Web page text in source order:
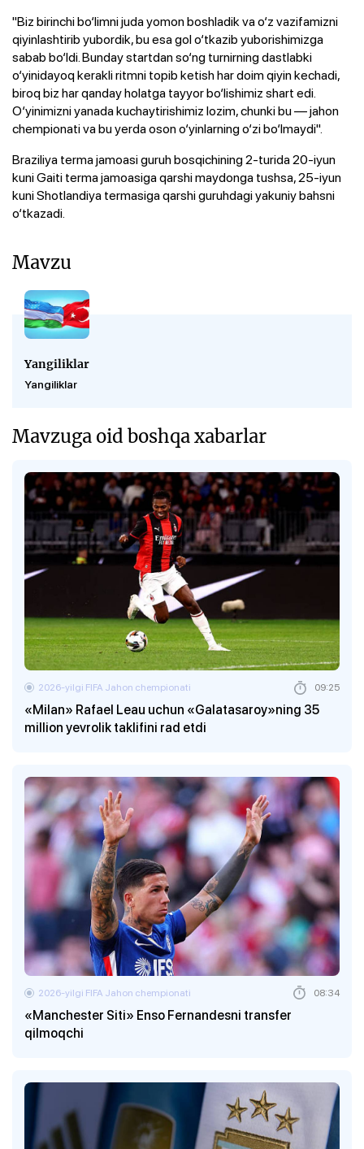
"Biz birinchi bo‘limni juda yomon boshladik va o‘z vazifamizni
qiyinlashtirib yubordik, bu esa gol o‘tkazib yuborishimizga
sabab bo‘ldi. Bunday startdan so‘ng turnirning dastlabki
o‘yinidayoq kerakli ritmni topib ketish har doim qiyin kechadi,
biroq biz har qanday holatga tayyor bo‘lishimiz shart edi.
O‘yinimizni yanada kuchaytirishimiz lozim, chunki bu — jahon
chempionati va bu yerda oson o‘yinlarning o‘zi bo‘lmaydi".
Braziliya terma jamoasi guruh bosqichining 2-turida 20-iyun
kuni Gaiti terma jamoasiga qarshi maydonga tushsa, 25-iyun
kuni Shotlandiya termasiga qarshi guruhdagi yakuniy bahsni
o‘tkazadi.
Mavzu
Yangiliklar
Yangiliklar
Mavzuga oid boshqa xabarlar
«Milan» Rafael Leau uchun «Galatasaroy»ning 35
million yevrolik taklifini rad etdi
2026-yilgi FIFA Jahon chempionati 09:25
«Manchester Siti» Enso Fernandesni transfer
qilmoqchi
2026-yilgi FIFA Jahon chempionati 08:34